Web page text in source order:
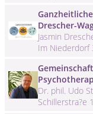
Drescher-
Jasmin
Im Niederdorf
Dr. phil. Udo
Schillerstra?e